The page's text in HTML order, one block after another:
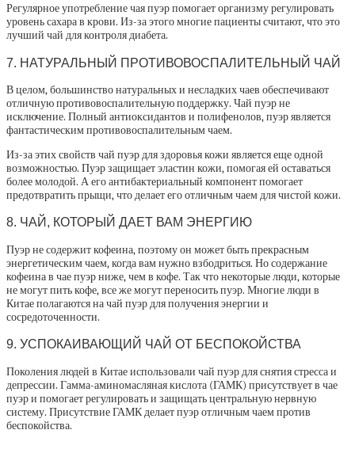
Регулярное употребление чая пуэр помогает организму регулировать
уровень сахара в крови. Из-за этого многие пациенты считают, что это
лучший чай для контроля диабета.
7. НАТУРАЛЬНЫЙ ПРОТИВОВОСПАЛИТЕЛЬНЫЙ ЧАЙ
В целом, большинство натуральных и несладких чаев обеспечивают
отличную противовоспалительную поддержку. Чай пуэр не
исключение. Полный антиоксидантов и полифенолов, пуэр является
фантастическим противовоспалительным чаем.
Из-за этих свойств чай ​​пуэр для здоровья кожи является еще одной
возможностью. Пуэр защищает эластин кожи, помогая ей оставаться
более молодой. А его антибактериальный компонент помогает
предотвратить прыщи, что делает его отличным чаем для чистой кожи.
8. ЧАЙ, КОТОРЫЙ ДАЕТ ВАМ ЭНЕРГИЮ
Пуэр не содержит кофеина, поэтому он может быть прекрасным
энергетическим чаем, когда вам нужно взбодриться. Но содержание
кофеина в чае пуэр ниже, чем в кофе. Так что некоторые люди, которые
не могут пить кофе, все же могут переносить пуэр. Многие люди в
Китае полагаются на чай пуэр для получения энергии и
сосредоточенности.
9. УСПОКАИВАЮЩИЙ ЧАЙ ОТ БЕСПОКОЙСТВА
Поколения людей в Китае использовали чай пуэр для снятия стресса и
депрессии. Гамма-аминомасляная кислота (ГАМК) присутствует в чае
пуэр и помогает регулировать и защищать центральную нервную
систему. Присутствие ГАМК делает пуэр отличным чаем против
беспокойства.